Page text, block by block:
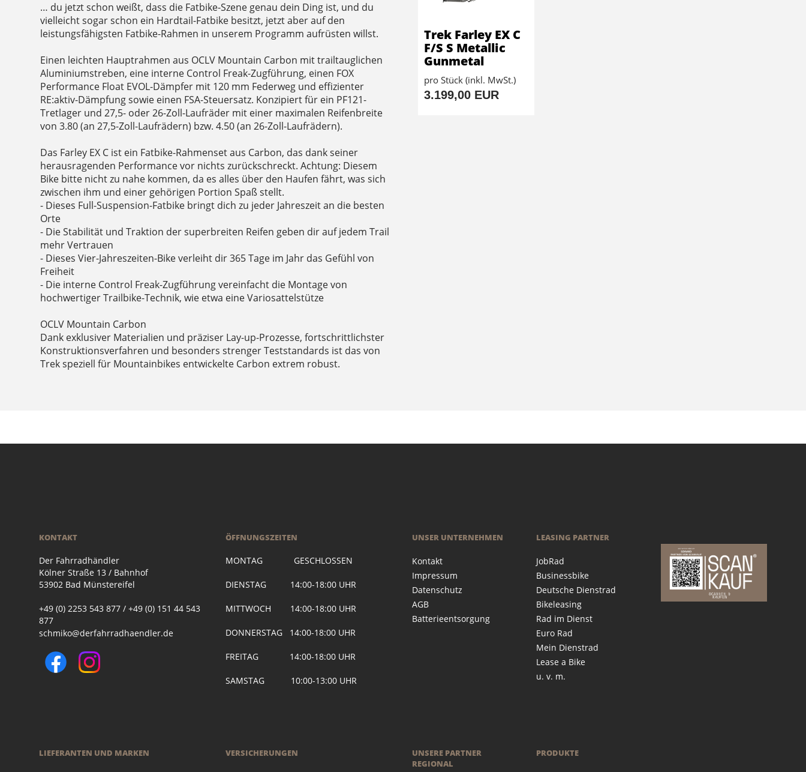
… du jetzt schon weißt, dass die Fatbike-Szene genau dein Ding ist, und du
vielleicht sogar schon ein Hardtail-Fatbike besitzt, jetzt aber auf den
leistungsfähigsten Fatbike-Rahmen in unserem Programm aufrüsten willst.
Einen leichten Hauptrahmen aus OCLV Mountain Carbon mit trailtauglichen
Aluminiumstreben, eine interne Control Freak-Zugführung, einen FOX
Performance Float EVOL-Dämpfer mit 120 mm Federweg und effizienter
RE:aktiv-Dämpfung sowie einen FSA-Steuersatz. Konzipiert für ein PF121-
Tretlager und 27,5- oder 26-Zoll-Laufräder mit einer maximalen Reifenbreite
von 3.80 (an 27,5-Zoll-Laufrädern) bzw. 4.50 (an 26-Zoll-Laufrädern).
Das Farley EX C ist ein Fatbike-Rahmenset aus Carbon, das dank seiner
herausragenden Performance vor nichts zurückschreckt. Achtung: Diesem
Bike bitte nicht zu nahe kommen, da es alles über den Haufen fährt, was sich
zwischen ihm und einer gehörigen Portion Spaß stellt.
- Dieses Full-Suspension-Fatbike bringt dich zu jeder Jahreszeit an die besten
Orte
- Die Stabilität und Traktion der superbreiten Reifen geben dir auf jedem Trail
mehr Vertrauen
- Dieses Vier-Jahreszeiten-Bike verleiht dir 365 Tage im Jahr das Gefühl von
Freiheit
- Die interne Control Freak-Zugführung vereinfacht die Montage von
hochwertiger Trailbike-Technik, wie etwa eine Variosattelstütze
OCLV Mountain Carbon
Dank exklusiver Materialien und präziser Lay-up-Prozesse, fortschrittlichster
Konstruktionsverfahren und besonders strenger Teststandards ist das von
Trek speziell für Mountainbikes entwickelte Carbon extrem robust.
Trek Farley EX C
F/S S Metallic
Gunmetal
pro Stück (inkl. MwSt.)
3.199,00 EUR
KONTAKT
Der Fahrradhändler
Kölner Straße 13 / Bahnhof
53902 Bad Münstereifel
+49 (0) 2253 543 877 / +49 (0) 151 44 543
877
schmiko@derfahrradhaendler.de
ÖFFNUNGSZEITEN
MONTAG GESCHLOSSEN
DIENSTAG 14:00-18:00 UHR
MITTWOCH 14:00-18:00 UHR
DONNERSTAG 14:00-18:00 UHR
FREITAG 14:00-18:00 UHR
SAMSTAG 10:00-13:00 UHR
UNSER UNTERNEHMEN
Kontakt
Impressum
Datenschutz
AGB
Batterieentsorgung
LEASING PARTNER
JobRad
Businessbike
Deutsche Dienstrad
Bikeleasing
Rad im Dienst
Euro Rad
Mein Dienstrad
Lease a Bike
u. v. m.
LIEFERANTEN UND MARKEN VERSICHERUNGEN
UNSERE PARTNER
REGIONAL
PRODUKTE